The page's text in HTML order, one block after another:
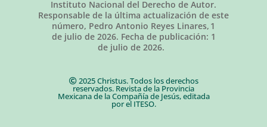
Instituto Nacional del Derecho de Autor.
Responsable de la última actualización de este
número, Pedro Antonio Reyes Linares, 1
de julio de 2026. Fecha de publicación: 1
de julio de 2026.
2025 Christus. Todos los derechos
reservados. Revista de la Provincia
Mexicana de la Compañía de Jesús, editada
por el ITESO.